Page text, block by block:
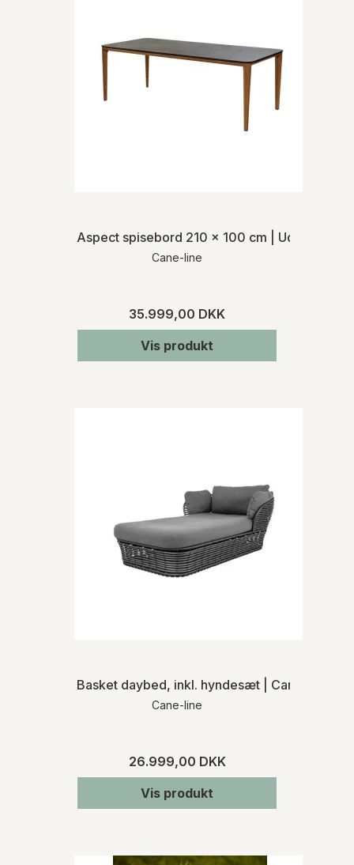
Aspect spisebord 210 x 100 cm | Udendørs
Cane-line
35.999,00 DKK
Vis produkt
Basket daybed, inkl. hyndesæt | Cane-line |
Cane-line
26.999,00 DKK
Vis produkt